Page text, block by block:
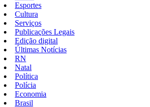
Esportes
Cultura
Serviços
Publicações Legais
Edição digital
Últimas Notícias
RN
Natal
Política
Polícia
Economia
Brasil